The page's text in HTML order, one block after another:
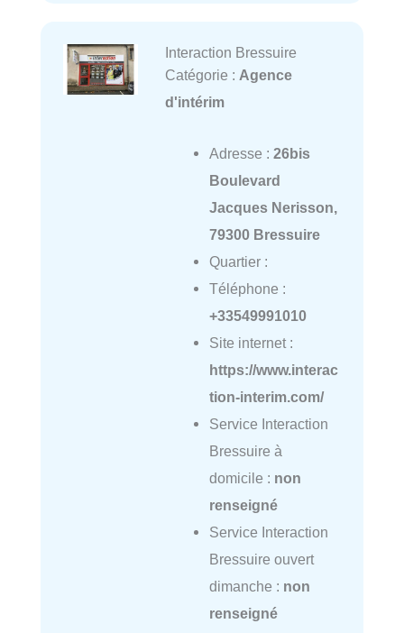
Interaction Bressuire
Catégorie : Agence
d'intérim
Adresse : 26bis
Boulevard
Jacques Nerisson,
79300 Bressuire
Quartier :
Téléphone :
+33549991010
Site internet :
https://www.interac
tion-interim.com/
Service Interaction
Bressuire à
domicile : non
renseigné
Service Interaction
Bressuire ouvert
dimanche : non
renseigné